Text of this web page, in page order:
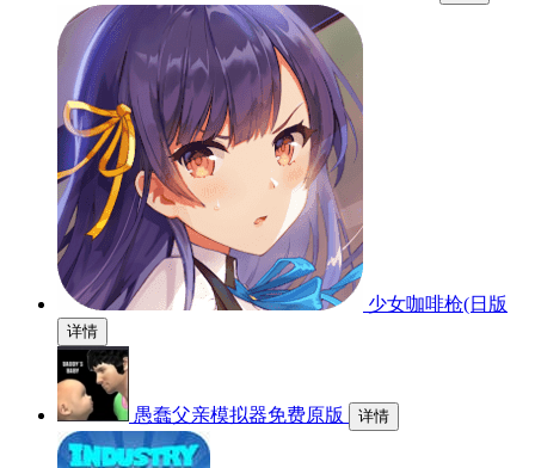
少女咖啡枪(日版
详情
愚蠢父亲模拟器免费原版 详情